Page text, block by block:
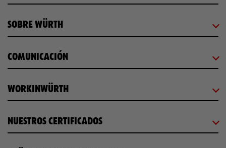
SOBRE WÜRTH
COMUNICACIÓN
WORKINWÜRTH
NUESTROS CERTIFICADOS